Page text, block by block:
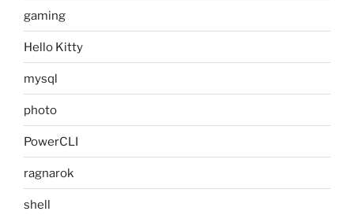
gaming
Hello Kitty
mysql
photo
PowerCLI
ragnarok
shell